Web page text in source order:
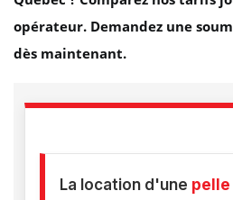
opérateur. Demandez une
dès maintenant.
La location d'une pelle